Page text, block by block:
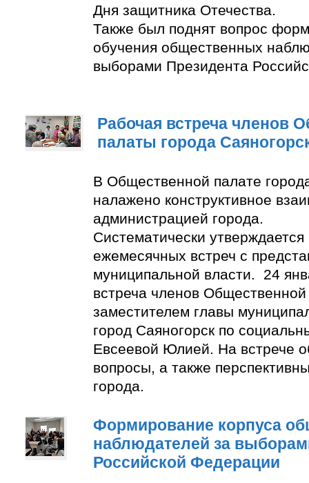
Дня защитника Отечества.
Также был поднят вопрос
обучения общественных
выборами Президента
Рабочая встреча членов
палаты города
В Общественной палате
налажено конструктивное
администрацией города.
Систематически утверждается
ежемесячных встреч с
муниципальной власти. 24
встреча членов
заместителем главы
город Саяногорск по
Евсеевой Юлией. На встрече
вопросы, а также
города.
Формирование корпуса
наблюдателей за
Российской Федерации